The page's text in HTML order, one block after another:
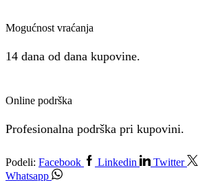
Mogućnost vraćanja
14 dana od dana kupovine.
Online podrška
Profesionalna podrška pri kupovini.
Podeli: Facebook Linkedin
Twitter
Whatsapp